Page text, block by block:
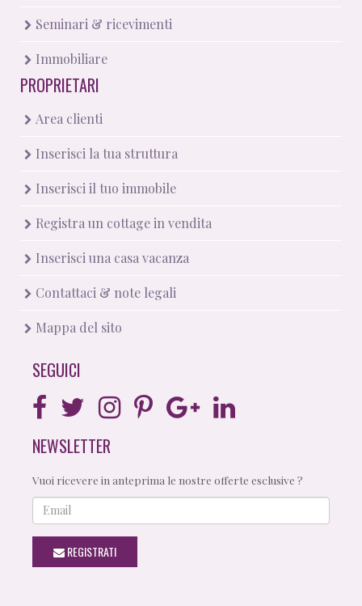
Seminari & ricevimenti
Immobiliare
PROPRIETARI
Area clienti
Inserisci la tua struttura
Inserisci il tuo immobile
Registra un cottage in vendita
Inserisci una casa vacanza
Contattaci & note legali
Mappa del sito
SEGUICI
NEWSLETTER
Vuoi ricevere in anteprima le nostre offerte esclusive ?
Email
REGISTRATI